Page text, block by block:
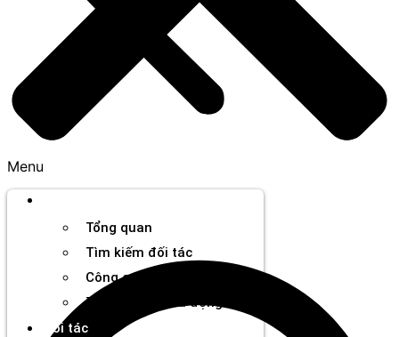
Menu
Tổng quan
Tìm kiếm đối tác
Công cụ phân tích
Thanh toán chủ động
Đối tác